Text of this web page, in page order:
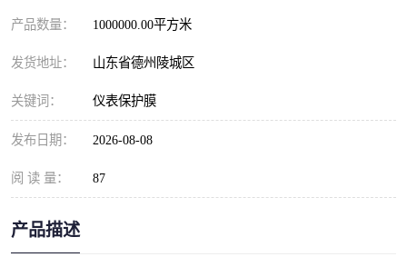
产品数量： 1000000.00平方米
发货地址： 山东省德州陵城区
关键词： 仪表保护膜
发布日期： 2026-08-08
阅 读 量： 87
产品描述